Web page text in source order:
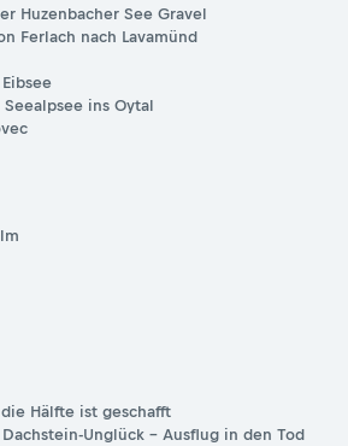
Huzenbacher See Gravel
Ferlach nach Lavamünd
ins Oytal
Hälfte ist geschafft
Unglück – Ausflug in den Tod